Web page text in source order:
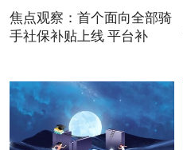
焦点观察：首个面向全部骑
手社保补贴上线 平台补